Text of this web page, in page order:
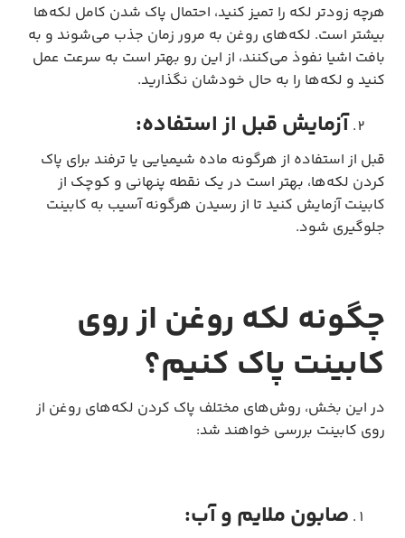
هرچه زودتر لکه را تمیز کنید، احتمال پاک شدن کامل لکه‌ها
بیشتر است. لکه‌های روغن به مرور زمان جذب می‌شوند و به
بافت اشیا نفوذ می‌کنند، از این رو بهتر است به سرعت عمل
کنید و لکه‌ها را به حال خودشان نگذارید.
آزمایش قبل از استفاده:
قبل از استفاده از هرگونه ماده شیمیایی یا ترفند برای پاک
کردن لکه‌ها، بهتر است در یک نقطه پنهانی و کوچک از
کابینت آزمایش کنید تا از رسیدن هرگونه آسیب به کابینت
جلوگیری شود.
چگونه لکه روغن از روی
کابینت پاک کنیم؟
در این بخش، روش‌های مختلف پاک کردن لکه‌های روغن از
روی کابینت بررسی خواهند شد:
صابون ملایم و آب: